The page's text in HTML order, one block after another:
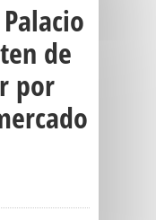
de
por